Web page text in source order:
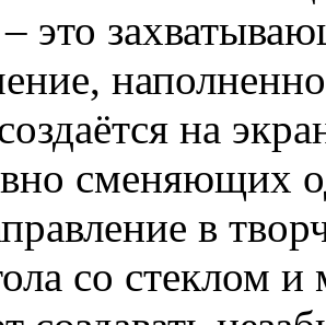
это
на
сменяющих
в
со стеклом